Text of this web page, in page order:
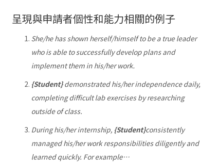
呈現與申請者個性和能力相關的例子
She/he has shown herself/himself to be a true leader
who is able to successfully develop plans and
implement them in his/her work.
{Student}demonstrated his/her independence daily,
completing difficult lab exercises by researching
outside of class.
During his/her internship, {Student}consistently
managed his/her work responsibilities diligently and
learned quickly. For example…